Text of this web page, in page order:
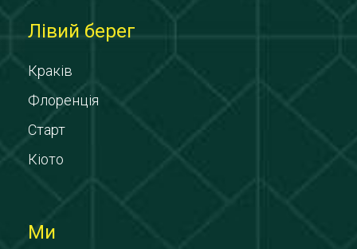
Лівий берег
Краків
Флоренція
Старт
Кіото
Ми